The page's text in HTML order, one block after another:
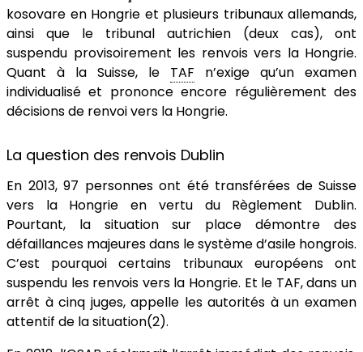
kosovare en Hongrie et plusieurs tribunaux allemands,
ainsi que le tribunal autrichien (deux cas), ont
suspendu provisoirement les renvois vers la Hongrie.
Quant à la Suisse, le TAF n’exige qu’un examen
individualisé et prononce encore régulièrement des
décisions de renvoi vers la Hongrie.
La question des renvois Dublin
En 2013, 97 personnes ont été transférées de Suisse
vers la Hongrie en vertu du Règlement Dublin.
Pourtant, la situation sur place démontre des
défaillances majeures dans le système d’asile hongrois.
C’est pourquoi certains tribunaux européens ont
suspendu les renvois vers la Hongrie. Et le TAF, dans un
arrêt à cinq juges, appelle les autorités à un examen
attentif de la situation(2).